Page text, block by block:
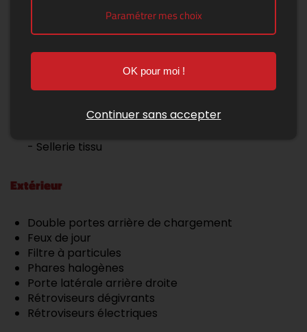
Limiteur de vitesse
Tissu dessin Austin Noir Titane
- Sellerie tissu
Extérieur
Double portes arrière de chargement
Feux de jour
Filtre à particules
Phares halogènes
Porte latérale arrière droite
Rétroviseurs dégivrants
Rétroviseurs électriques
Paramétrer mes choix
OK pour moi !
Continuer sans accepter